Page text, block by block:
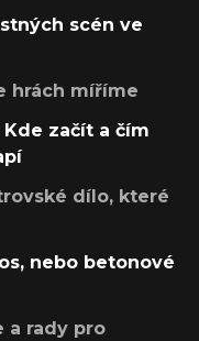
scén ve
hrách míříme
Kde začít a čím
dílo, které
nebo betonové
a rady pro